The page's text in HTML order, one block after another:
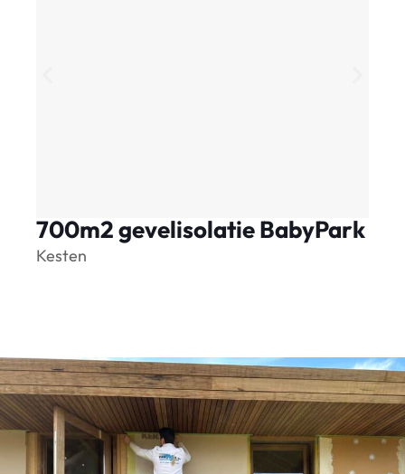
700m2 gevelisolatie BabyPark
Kesten